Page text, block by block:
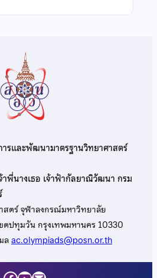
รและพัฒนามาตรฐานวิทยาศาสตร์
พี่นางเธอ เจ้าฟ้ากัลยาณิวัฒนา กรม
ตร์ จุฬาลงกรณ์มหาวิทยาลัย
ปทุมวัน กรุงเทพมหานคร 10330
ลac.olympiads@posn.or.th